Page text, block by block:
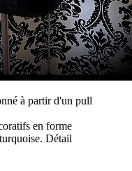
à partir d'un pull
en forme
Détail